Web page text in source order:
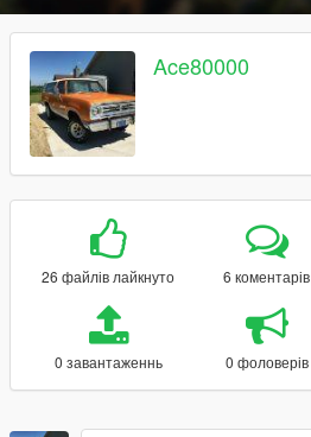
Ace80000
26 файлів лайкнуто 6 коментарів
0 завантаженнь 0 фоловерів